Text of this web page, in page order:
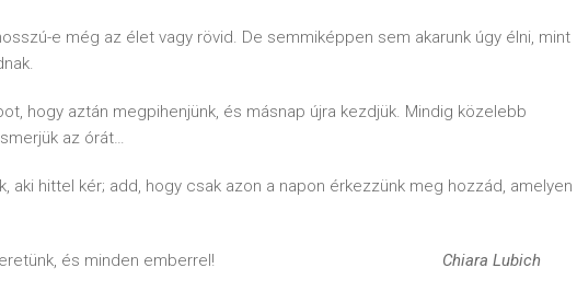
e még az élet vagy rövid. De semmiképpen sem akarunk úgy élni, mint
hogy aztán megpihenjünk, és másnap újra kezdjük. Mindig közelebb
az órát…
aki hittel kér; add, hogy csak azon a napon érkezzünk meg hozzád, amelyen
akit szeretünk, és minden emberrel! Chiara Lubich